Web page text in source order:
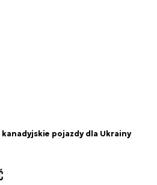
pojazdy dla Ukrainy